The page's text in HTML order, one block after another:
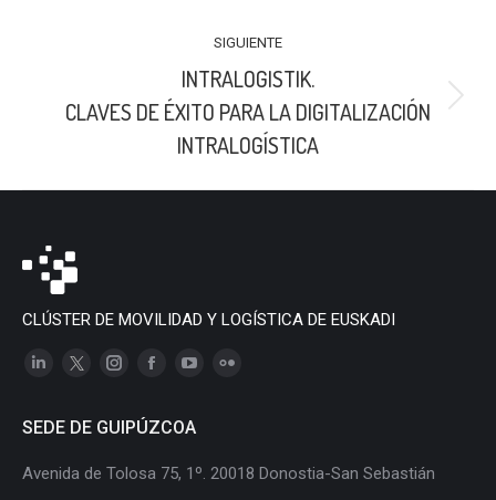
SIGUIENTE
Publicación
siguiente:
INTRALOGISTIK.
CLAVES DE ÉXITO PARA LA DIGITALIZACIÓN
INTRALOGÍSTICA
CLÚSTER DE MOVILIDAD Y LOGÍSTICA DE EUSKADI
Linkedin
opens
X
opens
Instagram
opens
in
opens
in
opens
in
in
SEDE DE GUIPÚZCOA
Avenida de Tolosa 75, 1º. 20018 Donostia-San Sebastián